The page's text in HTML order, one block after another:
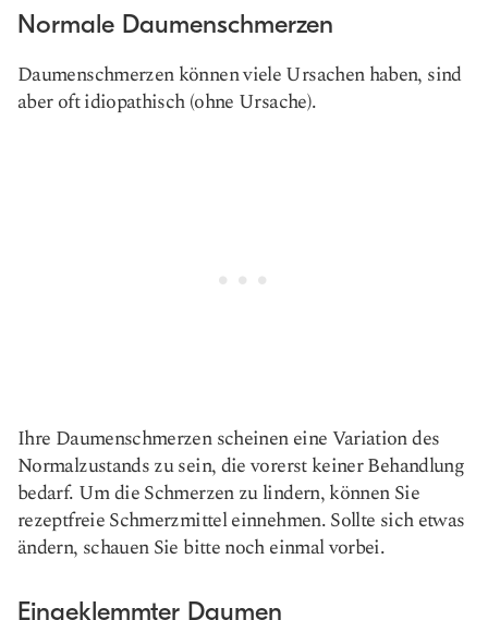
Normale Daumenschmerzen
Daumenschmerzen können viele Ursachen haben, sind
aber oft idiopathisch (ohne Ursache).
Ihre Daumenschmerzen scheinen eine Variation des
Normalzustands zu sein, die vorerst keiner Behandlung
bedarf. Um die Schmerzen zu lindern, können Sie
rezeptfreie Schmerzmittel einnehmen. Sollte sich etwas
ändern, schauen Sie bitte noch einmal vorbei.
Eingeklemmter Daumen